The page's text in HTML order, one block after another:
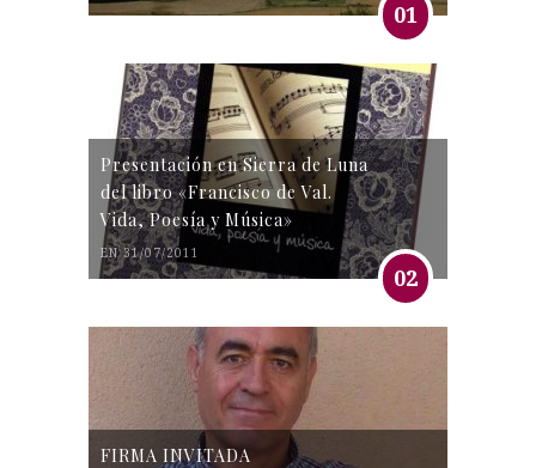
01
Presentación en Sierra de Luna
del libro «Francisco de Val.
Vida, Poesía y Música»
EN 31/07/2011
02
FIRMA INVITADA